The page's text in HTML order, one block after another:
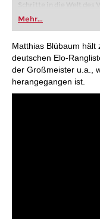
Schritte in die Welt des
oder bereits auf
FRITZ trainieren Sie
individueller als je zuvor.
Mehr...
Matthias Blübaum hält
deutschen Elo-
der Großmeister u.a.,
herangegangen ist.